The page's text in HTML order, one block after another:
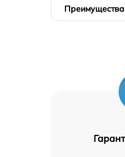
Преимущества